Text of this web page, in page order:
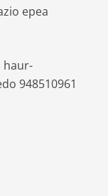
epea
haur-
948510961